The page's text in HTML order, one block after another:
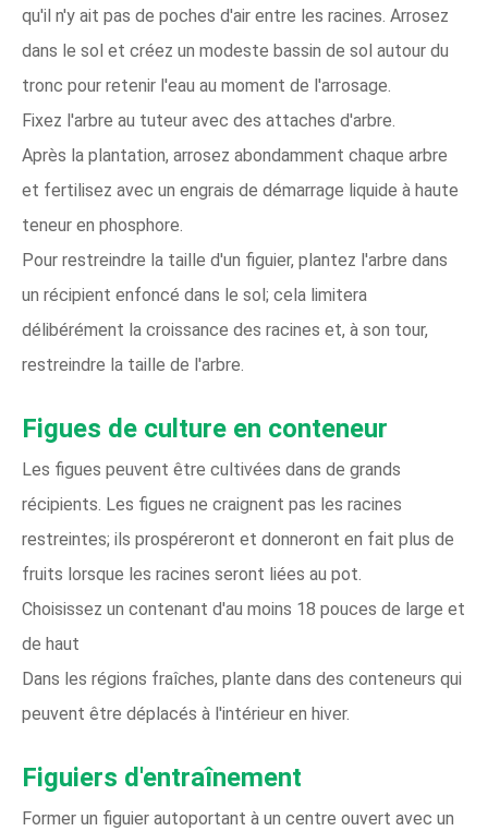
qu'il n'y ait pas de poches d'air entre les racines. Arrosez
dans le sol et créez un modeste bassin de sol autour du
tronc pour retenir l'eau au moment de l'arrosage.
Fixez l'arbre au tuteur avec des attaches d'arbre.
Après la plantation, arrosez abondamment chaque arbre
et fertilisez avec un engrais de démarrage liquide à haute
teneur en phosphore.
Pour restreindre la taille d'un figuier, plantez l'arbre dans
un récipient enfoncé dans le sol; cela limitera
délibérément la croissance des racines et, à son tour,
restreindre la taille de l'arbre.
Figues de culture en conteneur
Les figues peuvent être cultivées dans de grands
récipients. Les figues ne craignent pas les racines
restreintes; ils prospéreront et donneront en fait plus de
fruits lorsque les racines seront liées au pot.
Choisissez un contenant d'au moins 18 pouces de large et
de haut
Dans les régions fraîches, plante dans des conteneurs qui
peuvent être déplacés à l'intérieur en hiver.
Figuiers d'entraînement
Former un figuier autoportant à un centre ouvert avec un